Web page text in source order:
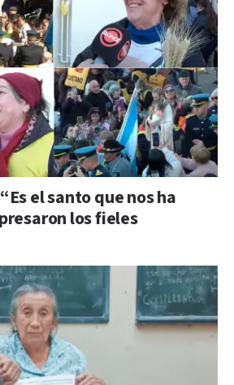
el santo que nos ha
los fieles